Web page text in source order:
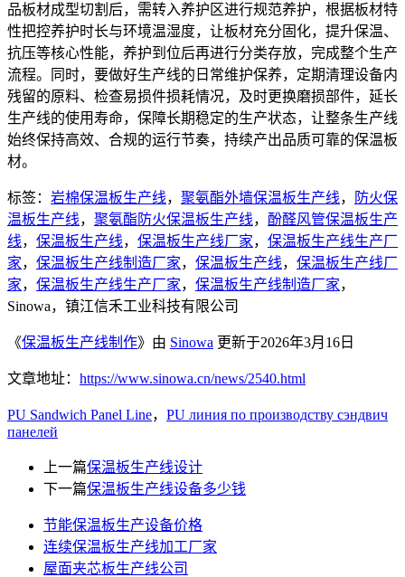
品板材成型切割后，需转入养护区进行规范养护，根据板材特
性把控养护时长与环境温湿度，让板材充分固化，提升保温、
抗压等核心性能，养护到位后再进行分类存放，完成整个生产
流程。同时，要做好生产线的日常维护保养，定期清理设备内
残留的原料、检查易损件损耗情况，及时更换磨损部件，延长
生产线的使用寿命，保障长期稳定的生产状态，让整条生产线
始终保持高效、合规的运行节奏，持续产出品质可靠的保温板
材。
标签： 岩棉保温板生产线， 聚氨酯外墙保温板生产线，
防火保
温板生产线， 聚氨酯防火保温板生产线， 酚醛风管保温板生产
线， 保温板生产线， 保温板生产线厂家， 保温板生产线生产厂
家， 保温板生产线制造厂家， 保温板生产线， 保温板生产线厂
家， 保温板生产线生产厂家， 保温板生产线制造厂家，
Sinowa，镇江信禾工业科技有限公司
《保温板生产线制作》由 Sinowa 更新于2026年3月16日
文章地址： https://www.sinowa.cn/news/2540.html
PU Sandwich Panel Line， PU линия по производству сэндвич
панелей
上一篇保温板生产线设计
下一篇保温板生产线设备多少钱
节能保温板生产设备价格
连续保温板生产线加工厂家
屋面夹芯板生产线公司